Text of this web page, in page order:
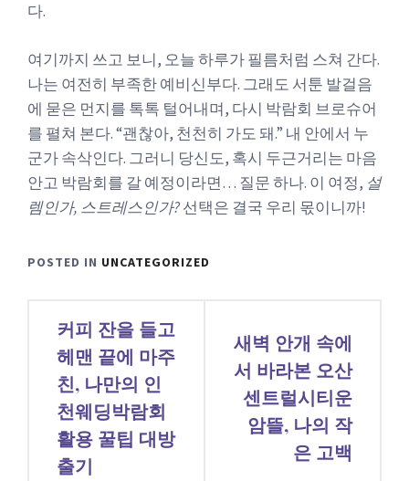
다.
여기까지 쓰고 보니, 오늘 하루가 필름처럼 스쳐 간다.
나는 여전히 부족한 예비신부다. 그래도 서툰 발걸음
에 묻은 먼지를 톡톡 털어내며, 다시 박람회 브로슈어
를 펼쳐 본다. “괜찮아, 천천히 가도 돼.” 내 안에서 누
군가 속삭인다. 그러니 당신도, 혹시 두근거리는 마음
안고 박람회를 갈 예정이라면… 질문 하나. 이 여정, 설
렘인가, 스트레스인가?선택은 결국 우리 몫이니까!
POSTED IN UNCATEGORIZED
커피 잔을 들고
헤맨 끝에 마주
친, 나만의 인
천웨딩박람회
활용 꿀팁 대방
출기
새벽 안개 속에
서 바라본 오산
센트럴시티운
암뜰, 나의 작
은 고백